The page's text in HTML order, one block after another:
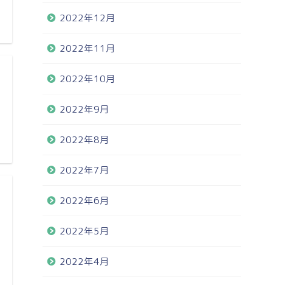
2022年12月
2022年11月
2022年10月
2022年9月
2022年8月
2022年7月
2022年6月
2022年5月
2022年4月